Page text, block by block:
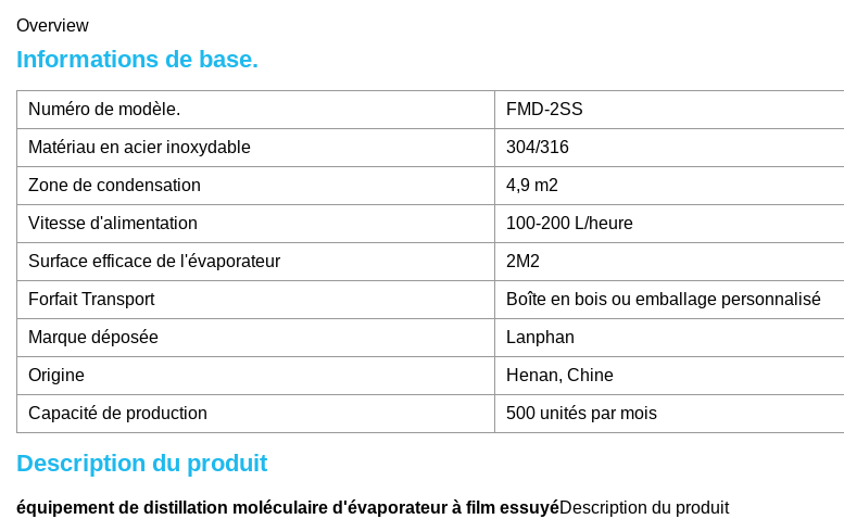
Overview
Informations de base.
Numéro de modèle. FMD-2SS
Matériau en acier inoxydable 304/316
Zone de condensation 4,9 m2
Vitesse d'alimentation 100-200 L/heure
Surface efficace de l'évaporateur 2M2
Forfait Transport Boîte en bois ou emballage personnalisé
Marque déposée Lanphan
Origine Henan, Chine
Capacité de production 500 unités par mois
Description du produit
équipement de distillation moléculaire d'évaporateur à film essuyéDescription du produit